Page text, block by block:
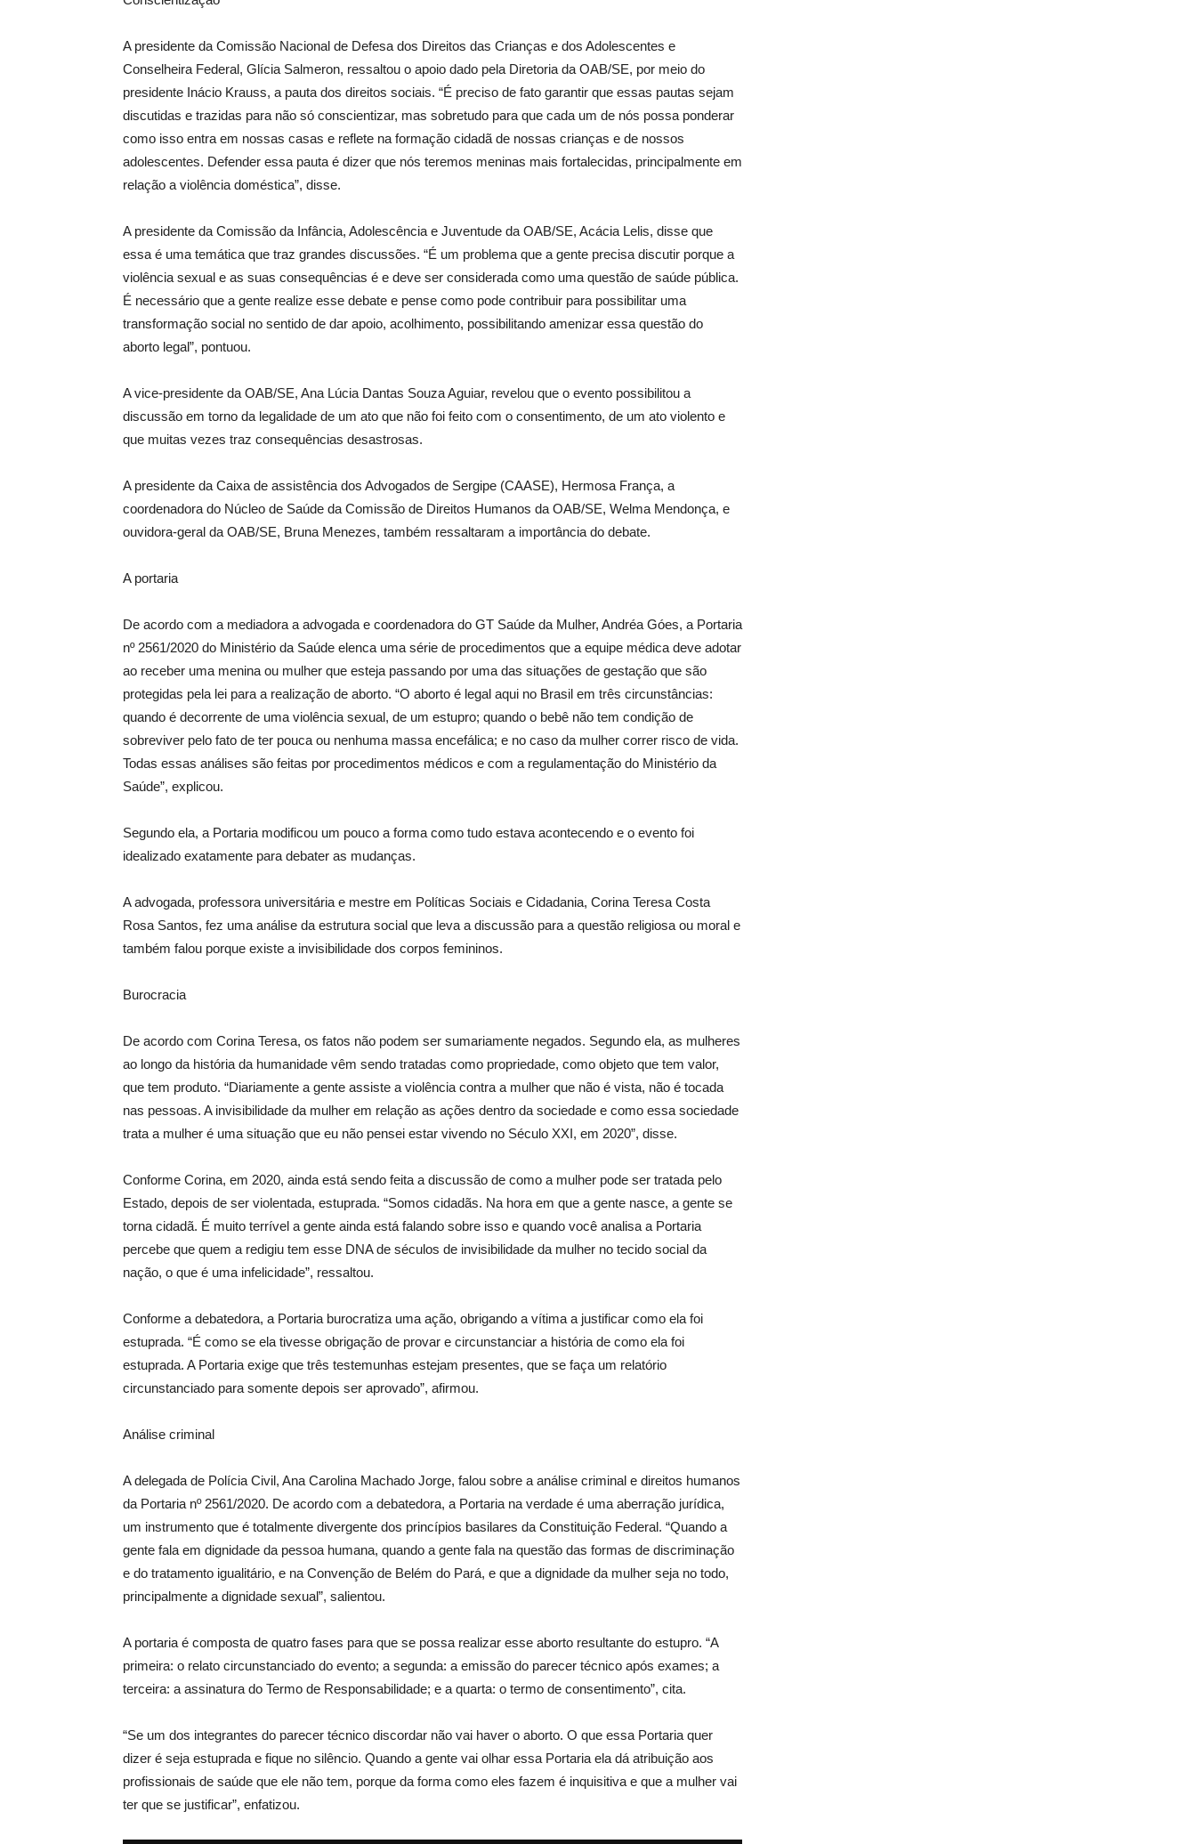
A presidente da Comissão Nacional de Defesa dos Direitos das Crianças e dos Adolescentes e
Conselheira Federal, Glícia Salmeron, ressaltou o apoio dado pela Diretoria da OAB/SE, por meio do
presidente Inácio Krauss, a pauta dos direitos sociais. “É preciso de fato garantir que essas pautas sejam
discutidas e trazidas para não só conscientizar, mas sobretudo para que cada um de nós possa ponderar
como isso entra em nossas casas e reflete na formação cidadã de nossas crianças e de nossos
adolescentes. Defender essa pauta é dizer que nós teremos meninas mais fortalecidas, principalmente em
relação a violência doméstica”, disse.
A presidente da Comissão da Infância, Adolescência e Juventude da OAB/SE, Acácia Lelis, disse que
essa é uma temática que traz grandes discussões. “É um problema que a gente precisa discutir porque a
violência sexual e as suas consequências é e deve ser considerada como uma questão de saúde pública.
É necessário que a gente realize esse debate e pense como pode contribuir para possibilitar uma
transformação social no sentido de dar apoio, acolhimento, possibilitando amenizar essa questão do
aborto legal”, pontuou.
A vice-presidente da OAB/SE, Ana Lúcia Dantas Souza Aguiar, revelou que o evento possibilitou a
discussão em torno da legalidade de um ato que não foi feito com o consentimento, de um ato violento e
que muitas vezes traz consequências desastrosas.
A presidente da Caixa de assistência dos Advogados de Sergipe (CAASE), Hermosa França, a
coordenadora do Núcleo de Saúde da Comissão de Direitos Humanos da OAB/SE, Welma Mendonça, e
ouvidora-geral da OAB/SE, Bruna Menezes, também ressaltaram a importância do debate.
A portaria
De acordo com a mediadora a advogada e coordenadora do GT Saúde da Mulher, Andréa Góes, a Portaria
nº 2561/2020 do Ministério da Saúde elenca uma série de procedimentos que a equipe médica deve adotar
ao receber uma menina ou mulher que esteja passando por uma das situações de gestação que são
protegidas pela lei para a realização de aborto. “O aborto é legal aqui no Brasil em três circunstâncias:
quando é decorrente de uma violência sexual, de um estupro; quando o bebê não tem condição de
sobreviver pelo fato de ter pouca ou nenhuma massa encefálica; e no caso da mulher correr risco de vida.
Todas essas análises são feitas por procedimentos médicos e com a regulamentação do Ministério da
Saúde”, explicou.
Segundo ela, a Portaria modificou um pouco a forma como tudo estava acontecendo e o evento foi
idealizado exatamente para debater as mudanças.
A advogada, professora universitária e mestre em Políticas Sociais e Cidadania, Corina Teresa Costa
Rosa Santos, fez uma análise da estrutura social que leva a discussão para a questão religiosa ou moral e
também falou porque existe a invisibilidade dos corpos femininos.
Burocracia
De acordo com Corina Teresa, os fatos não podem ser sumariamente negados. Segundo ela, as mulheres
ao longo da história da humanidade vêm sendo tratadas como propriedade, como objeto que tem valor,
que tem produto. “Diariamente a gente assiste a violência contra a mulher que não é vista, não é tocada
nas pessoas. A invisibilidade da mulher em relação as ações dentro da sociedade e como essa sociedade
trata a mulher é uma situação que eu não pensei estar vivendo no Século XXI, em 2020”, disse.
Conforme Corina, em 2020, ainda está sendo feita a discussão de como a mulher pode ser tratada pelo
Estado, depois de ser violentada, estuprada. “Somos cidadãs. Na hora em que a gente nasce, a gente se
torna cidadã. É muito terrível a gente ainda está falando sobre isso e quando você analisa a Portaria
percebe que quem a redigiu tem esse DNA de séculos de invisibilidade da mulher no tecido social da
nação, o que é uma infelicidade”, ressaltou.
Conforme a debatedora, a Portaria burocratiza uma ação, obrigando a vítima a justificar como ela foi
estuprada. “É como se ela tivesse obrigação de provar e circunstanciar a história de como ela foi
estuprada. A Portaria exige que três testemunhas estejam presentes, que se faça um relatório
circunstanciado para somente depois ser aprovado”, afirmou.
Análise criminal
A delegada de Polícia Civil, Ana Carolina Machado Jorge, falou sobre a análise criminal e direitos humanos
da Portaria nº 2561/2020. De acordo com a debatedora, a Portaria na verdade é uma aberração jurídica,
um instrumento que é totalmente divergente dos princípios basilares da Constituição Federal. “Quando a
gente fala em dignidade da pessoa humana, quando a gente fala na questão das formas de discriminação
e do tratamento igualitário, e na Convenção de Belém do Pará, e que a dignidade da mulher seja no todo,
principalmente a dignidade sexual”, salientou.
A portaria é composta de quatro fases para que se possa realizar esse aborto resultante do estupro. “A
primeira: o relato circunstanciado do evento; a segunda: a emissão do parecer técnico após exames; a
terceira: a assinatura do Termo de Responsabilidade; e a quarta: o termo de consentimento”, cita.
“Se um dos integrantes do parecer técnico discordar não vai haver o aborto. O que essa Portaria quer
dizer é seja estuprada e fique no silêncio. Quando a gente vai olhar essa Portaria ela dá atribuição aos
profissionais de saúde que ele não tem, porque da forma como eles fazem é inquisitiva e que a mulher vai
ter que se justificar”, enfatizou.